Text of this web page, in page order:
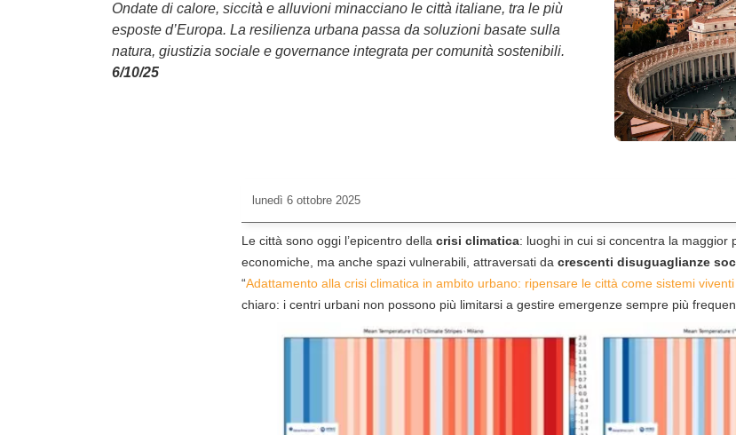
Ondate di calore, siccità e alluvioni minacciano le città italiane, tra le più
esposte d’Europa. La resilienza urbana passa da soluzioni basate sulla
natura, giustizia sociale e governance integrata per comunità sostenibili.
6/10/25
lunedì 6 ottobre 2025
Le città sono oggi l’epicentro della crisi climatica: luoghi in cui si concentra la maggior
economiche, ma anche spazi vulnerabili, attraversati da crescenti disuguaglianze
“Adattamento alla crisi climatica in ambito urbano: ripensare le città come sistemi
chiaro: i centri urbani non possono più limitarsi a gestire emergenze sempre più